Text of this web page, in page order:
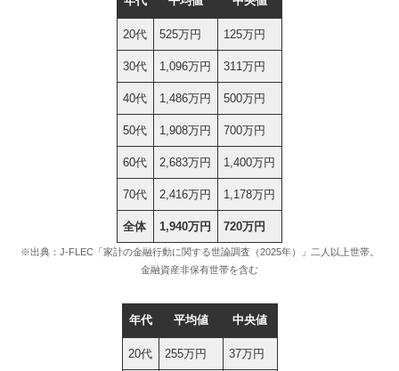
20代 525万円 125万円
30代 1,096万円 311万円
40代 1,486万円 500万円
50代 1,908万円 700万円
60代 2,683万円 1,400万円
70代 2,416万円 1,178万円
全体 1,940万円 720万円
※出典：J-FLEC「家計の金融行動に関する世論調査（2025年）」二人以上世帯。
金融資産非保有世帯を含む
年代 平均値 中央値
20代 255万円 37万円